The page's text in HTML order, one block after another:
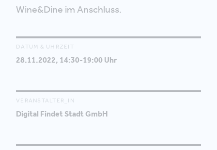
Wine&Dine im Anschluss.
DATUM & UHRZEIT
28.11.2022, 14:30-19:00 Uhr
VERANSTALTER_IN
Digital Findet Stadt GmbH